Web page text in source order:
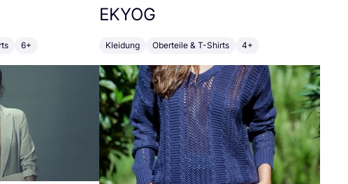
6+
EKYOG
Kleidung Oberteile & T-Shirts 4+